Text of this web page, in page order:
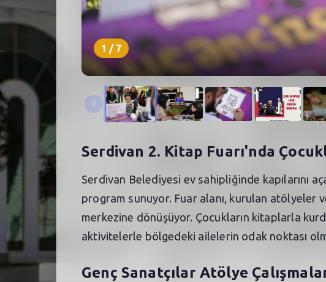
1 / 7
Serdivan 2. Kitap Fuarı'nda
Serdivan Belediyesi ev sahipliğinde kapılarını
program sunuyor. Fuar alanı, kurulan
merkezine dönüşüyor. Çocukların kitaplarla
aktivitelerle bölgedeki ailelerin odak noktası
Genç Sanatçılar Atölye